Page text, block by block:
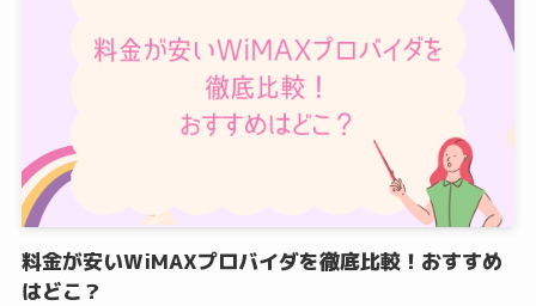
料金が安いWiMAXプロバイダを徹底比較！おすすめ
はどこ？